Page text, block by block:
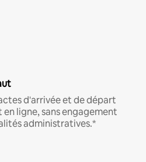
d'arrivée et de départ
ligne, sans engagement
administratives.*